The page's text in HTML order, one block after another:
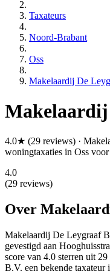
Taxateurs
Noord-Brabant
Oss
Makelaardij De
Makelaardij
4.0★ (29 reviews) ·
woningtaxaties in Oss
4.0
(29 reviews)
Over
Makelaardij De Leygraaf
gevestigd aan
score van 4.0 sterren uit
B.V. een bekende taxateur